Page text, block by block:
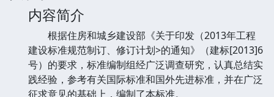
内容简介
根据住房和城乡建设部《关于印发（2013年工程
建设标准规范制订、修订计划>的通知》（建标[2013]6
号）的要求，标准编制组经广泛调查研究，认真总结实
践经验，参考有关国际标准和国外先进标准，并在广泛
征求意见的基础上，编制了本标准。